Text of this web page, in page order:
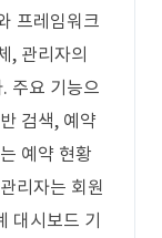
프레임워크
, 관리자의
주요 기능으
검색, 예약
예약 현황
리자는 회원
대시보드 기